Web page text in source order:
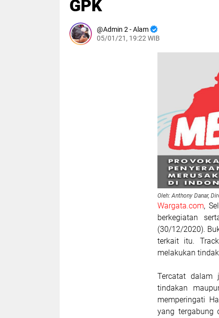
GPK
Admin 2 - Alam
05/01/21, 19:22 WIB
Oleh: Anthony Danar,
Wargata.com,
berkegiatan
(30/12/2020).
terkait itu.
melakukan
Tercatat dalam
tindakan
memperingati
yang tergabung